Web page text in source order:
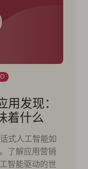
发现：
着什么
式人工智能如
了解应用营销
智能驱动的世